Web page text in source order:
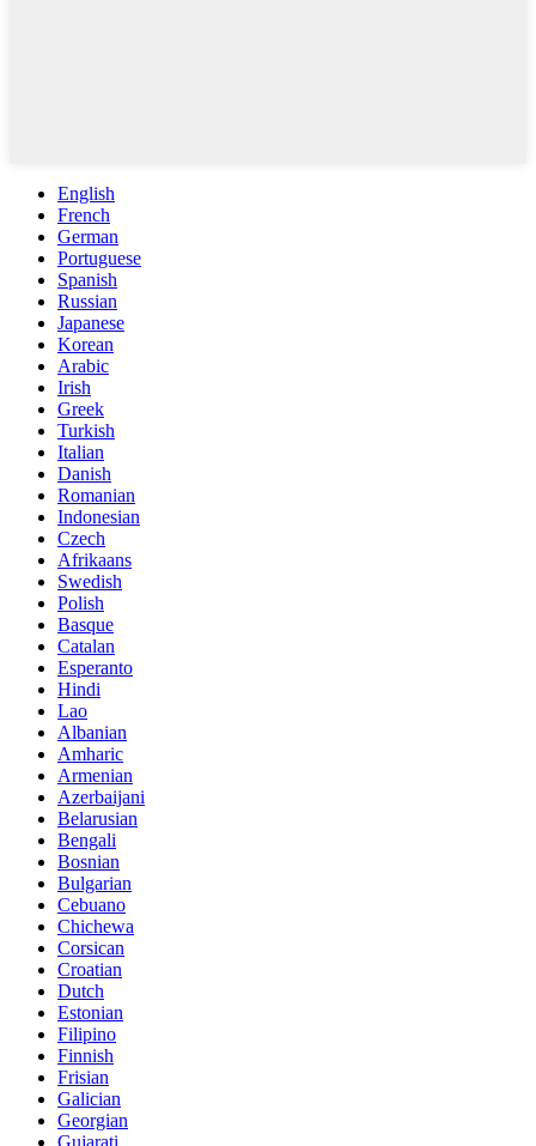
English
French
German
Portuguese
Spanish
Russian
Japanese
Korean
Arabic
Irish
Greek
Turkish
Italian
Danish
Romanian
Indonesian
Czech
Afrikaans
Swedish
Polish
Basque
Catalan
Esperanto
Hindi
Lao
Albanian
Amharic
Armenian
Azerbaijani
Belarusian
Bengali
Bosnian
Bulgarian
Cebuano
Chichewa
Corsican
Croatian
Dutch
Estonian
Filipino
Finnish
Frisian
Galician
Georgian
Gujarati